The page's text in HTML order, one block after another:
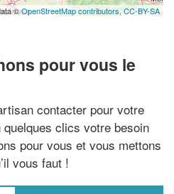
©OpenStreetMap contributors, CC-BY-SA
pour vous le
contacter pour votre
clics votre besoin
pour vous et vous mettons
vous faut !